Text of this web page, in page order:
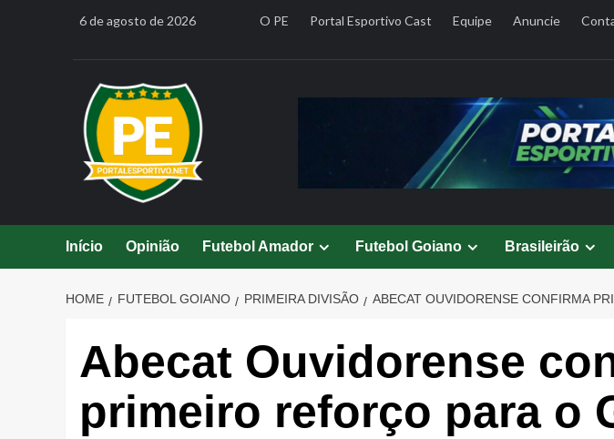
6 de agosto de 2026 O PE Portal Esportivo Cast Equipe Anuncie
Início Opinião Futebol Amador Futebol Goiano Brasileirão
HOME FUTEBOL GOIANO PRIMEIRA DIVISÃO ABECAT OUVIDORENSE CONFIRMA
Abecat Ouvidorense
primeiro reforço para o